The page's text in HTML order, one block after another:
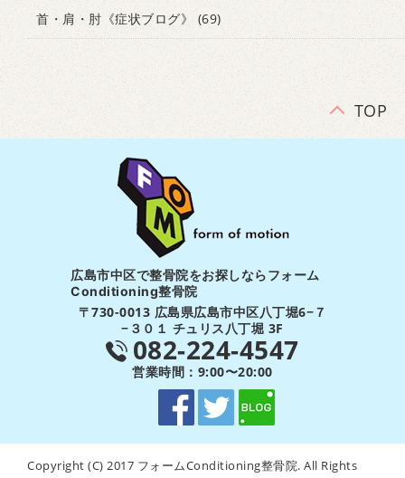
首・肩・肘《症状ブログ》 (69)
TOP
広島市中区で整骨院をお探しならフォーム
Conditioning整骨院
〒730-0013 広島県広島市中区八丁堀6−７
−３０１ チュリス八丁堀 3F
082-224-4547
営業時間：9:00〜20:00
Copyright (C) 2017 フォームConditioning整骨院. All Rights